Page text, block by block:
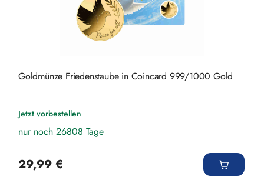
Goldmünze Friedenstaube in Coincard 999/1000 Gold
Jetzt vorbestellen
nur noch 26808 Tage
29,99 €